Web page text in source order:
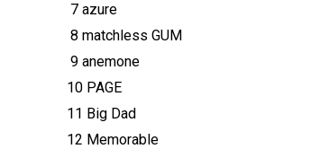
7 azure
8 matchless GUM
9 anemone
10 PAGE
11 Big Dad
12 Memorable